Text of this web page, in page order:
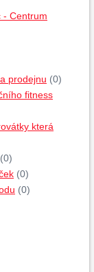
- Centrum
prodejnu (0)
fitness
která
(0)
(0)
(0)